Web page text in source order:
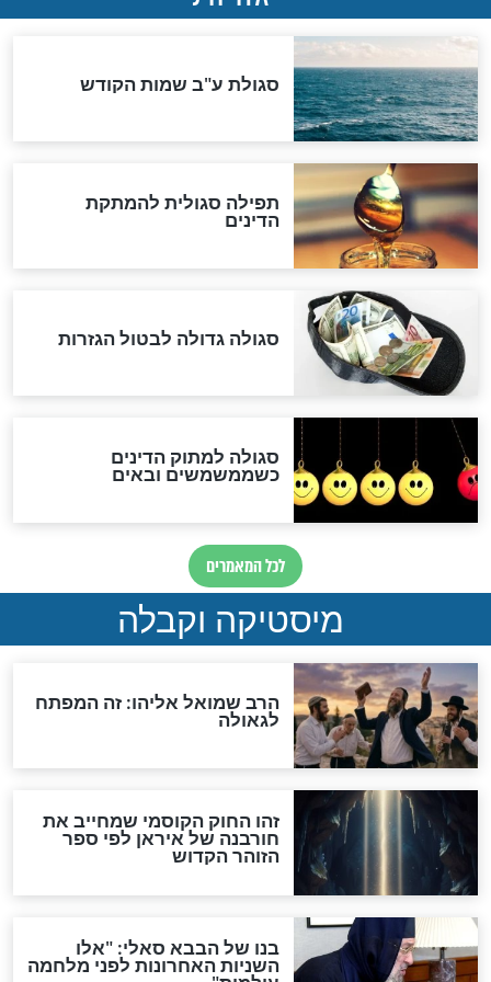
ההסכם החשאי של טראמפ
ואיראן: בלי שקיפות ועם הרבה
סימני שאלה
המסמך האבוד שנחשף
במרתפי מוסקבה: כתב היד
הנדיר של הרשב"ם התגלה
שורדת השואה שחוגגת 100:
"מודה לקב"ה על כל השנים"
לכל המאמרים
אחרית הימים
האם אפשר לחשב את הקץ?
מה יהיה בימות המשיח?